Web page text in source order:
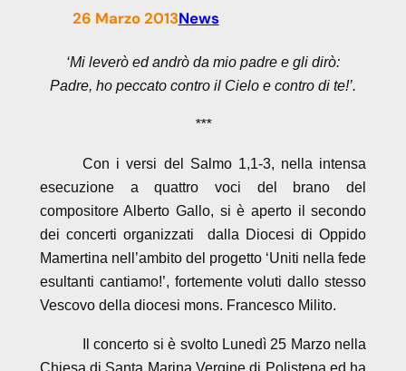
26 Marzo 2013News
‘Mi leverò ed andrò da mio padre e gli dirò:
Padre, ho peccato contro il Cielo e contro di te!’.
***
Con i versi del Salmo 1,1-3, nella intensa
esecuzione a quattro voci del brano del
compositore Alberto Gallo, si è aperto il secondo
dei concerti organizzati dalla Diocesi di Oppido
Mamertina nell’ambito del progetto ‘Uniti nella fede
esultanti cantiamo!’, fortemente voluti dallo stesso
Vescovo della diocesi mons. Francesco Milito.
Il concerto si è svolto Lunedì 25 Marzo nella
Chiesa di Santa Marina Vergine di Polistena ed ha